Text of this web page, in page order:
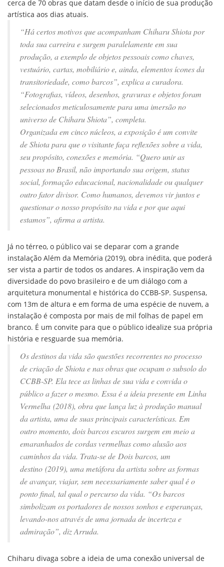
cerca de 70 obras que datam desde o início de sua produção
artística aos dias atuais.
“Há certos motivos que acompanham Chiharu Shiota por
toda sua carreira e surgem paralelamente em sua
produção, a exemplo de objetos pessoais como chaves,
vestuário, cartas, mobiliário e, ainda, elementos ícones da
transitoriedade, como barcos”, explica a curadora.
“Fotografias, vídeos, desenhos, gravuras e objetos foram
selecionados meticulosamente para uma imersão no
universo de Chiharu Shiota”, completa.
Organizada em cinco núcleos, a exposição é um convite
de Shiota para que o visitante faça reflexões sobre a vida,
seu propósito, conexões e memória. “Quero unir as
pessoas no Brasil, não importando sua origem, status
social, formação educacional, nacionalidade ou qualquer
outro fator divisor. Como humanos, devemos vir juntos e
questionar o nosso propósito na vida e por que aqui
estamos”, afirma a artista.
Já no térreo, o público vai se deparar com a grande
instalação Além da Memória (2019), obra inédita, que poderá
ser vista a partir de todos os andares. A inspiração vem da
diversidade do povo brasileiro e de um diálogo com a
arquitetura monumental e histórica do CCBB-SP. Suspensa,
com 13m de altura e em forma de uma espécie de nuvem, a
instalação é composta por mais de mil folhas de papel em
branco. É um convite para que o público idealize sua própria
história e resguarde sua memória.
Os destinos da vida são questões recorrentes no processo
de criação de Shiota e nas obras que ocupam o subsolo do
CCBB-SP. Ela tece as linhas de sua vida e convida o
público a fazer o mesmo. Essa é a ideia presente em Linha
Vermelha (2018), obra que lança luz à produção manual
da artista, uma de suas principais características. Em
outro momento, dois barcos escuros surgem em meio a
emaranhados de cordas vermelhas como alusão aos
caminhos da vida. Trata-se de Dois barcos, um
destino (2019), uma metáfora da artista sobre as formas
de avançar, viajar, sem necessariamente saber qual é o
ponto final, tal qual o percurso da vida. “Os barcos
simbolizam os portadores de nossos sonhos e esperanças,
levando-nos através de uma jornada de incerteza e
admiração”, diz Arruda.
Chiharu divaga sobre a ideia de uma conexão universal de